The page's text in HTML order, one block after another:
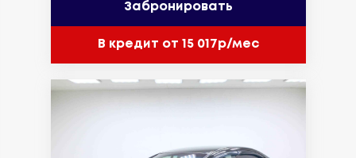
Забронировать
В кредит от 15 017р/мес